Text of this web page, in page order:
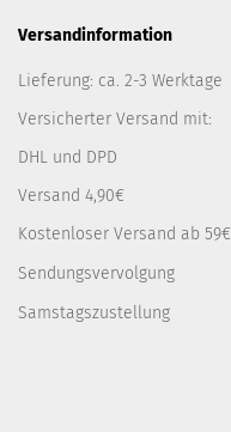
Versandinformation
Lieferung: ca. 2-3 Werktage
Versicherter Versand mit:
DHL und DPD
Versand 4,90€
Kostenloser Versand ab 59€
Sendungsvervolgung
Samstagszustellung